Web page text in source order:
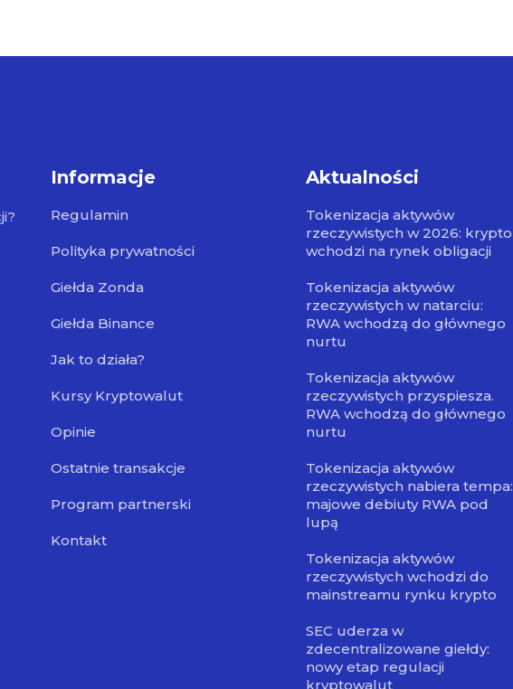
Informacje
Regulamin
Polityka prywatności
Giełda Zonda
Giełda Binance
Jak to działa?
Kursy Kryptowalut
Opinie
Ostatnie transakcje
Program partnerski
Kontakt
Aktualności
Tokenizacja aktywów
rzeczywistych w 2026: krypto
wchodzi na rynek obligacji
Tokenizacja aktywów
rzeczywistych w natarciu:
RWA wchodzą do głównego
nurtu
Tokenizacja aktywów
rzeczywistych przyspiesza.
RWA wchodzą do głównego
nurtu
Tokenizacja aktywów
rzeczywistych nabiera tempa:
majowe debiuty RWA pod
lupą
Tokenizacja aktywów
rzeczywistych wchodzi do
mainstreamu rynku krypto
SEC uderza w
zdecentralizowane giełdy:
nowy etap regulacji
kryptowalut